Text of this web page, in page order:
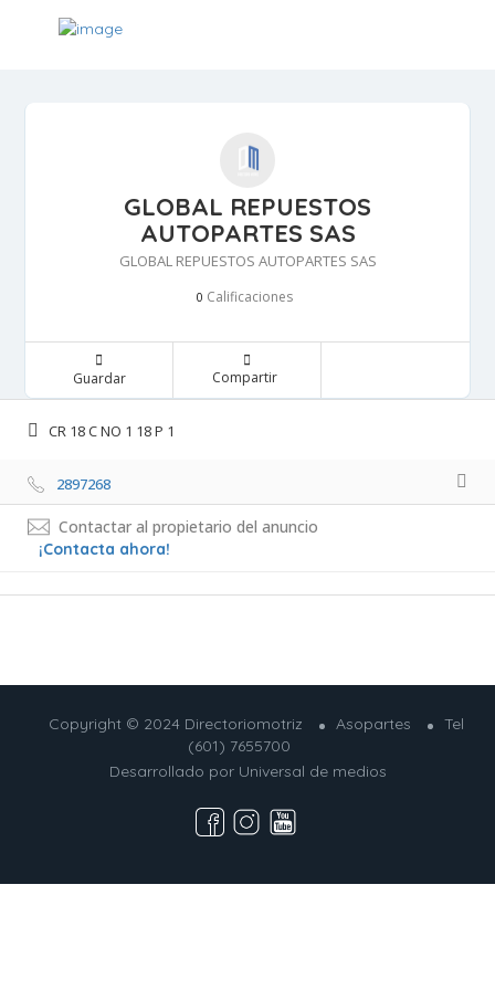
GLOBAL REPUESTOS
AUTOPARTES SAS
GLOBAL REPUESTOS AUTOPARTES SAS
0 Calificaciones
Guardar Compartir
CR 18 C NO 1 18 P 1
2897268
Contactar al propietario del anuncio
¡Contacta ahora!
Copyright © 2024 Directoriomotriz Asopartes
Tel
(601) 7655700
Desarrollado por Universal de medios